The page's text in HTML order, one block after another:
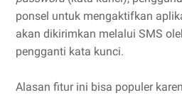
ponsel untuk mengaktifkan
akan dikirimkan melalui SMS
pengganti kata kunci.
Alasan fitur ini bisa populer